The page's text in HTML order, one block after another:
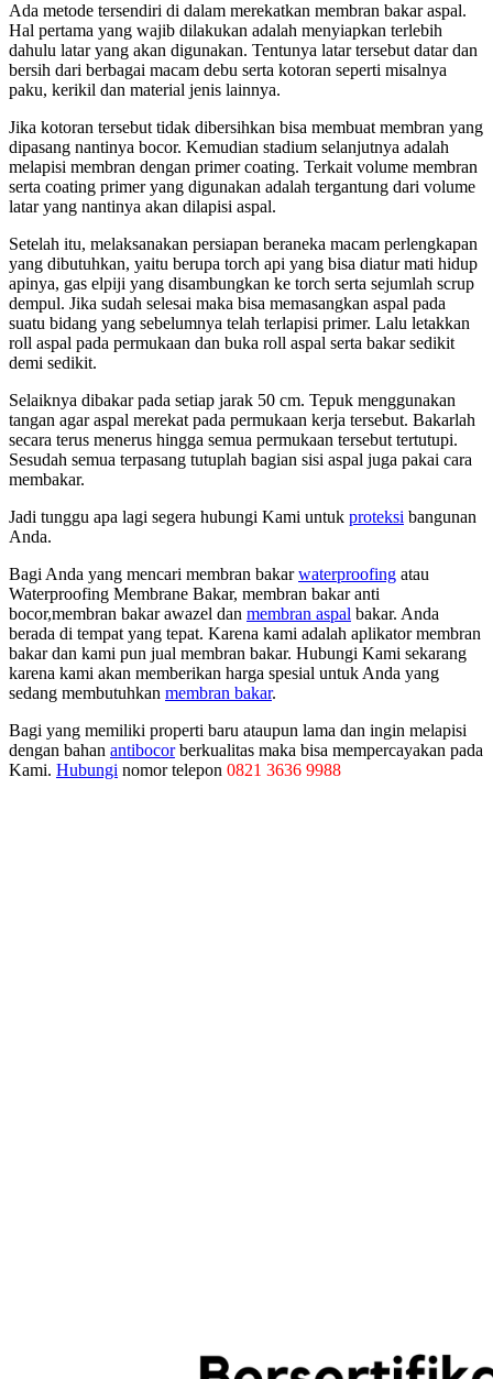
Ada metode tersendiri di dalam merekatkan membran bakar aspal.
Hal pertama yang wajib dilakukan adalah menyiapkan terlebih
dahulu latar yang akan digunakan. Tentunya latar tersebut datar dan
bersih dari berbagai macam debu serta kotoran seperti misalnya
paku, kerikil dan material jenis lainnya.
Jika kotoran tersebut tidak dibersihkan bisa membuat membran yang
dipasang nantinya bocor. Kemudian stadium selanjutnya adalah
melapisi membran dengan primer coating. Terkait volume membran
serta coating primer yang digunakan adalah tergantung dari volume
latar yang nantinya akan dilapisi aspal.
Setelah itu, melaksanakan persiapan beraneka macam perlengkapan
yang dibutuhkan, yaitu berupa torch api yang bisa diatur mati hidup
apinya, gas elpiji yang disambungkan ke torch serta sejumlah scrup
dempul. Jika sudah selesai maka bisa memasangkan aspal pada
suatu bidang yang sebelumnya telah terlapisi primer. Lalu letakkan
roll aspal pada permukaan dan buka roll aspal serta bakar sedikit
demi sedikit.
Selaiknya dibakar pada setiap jarak 50 cm. Tepuk menggunakan
tangan agar aspal merekat pada permukaan kerja tersebut. Bakarlah
secara terus menerus hingga semua permukaan tersebut tertutupi.
Sesudah semua terpasang tutuplah bagian sisi aspal juga pakai cara
membakar.
Jadi tunggu apa lagi segera hubungi Kami untuk proteksi bangunan
Anda.
Bagi Anda yang mencari membran bakarwaterproofing atau
Waterproofing Membrane Bakar, membran bakar anti
bocor,membran bakar awazel dan membran aspal bakar. Anda
berada di tempat yang tepat. Karena kami adalah aplikator membran
bakar dan kami pun jual membran bakar. Hubungi Kami sekarang
karena kami akan memberikan harga spesial untuk Anda yang
sedang membutuhkan membran bakar.
Bagi yang memiliki properti baru ataupun lama dan ingin melapisi
dengan bahan antibocorberkualitas maka bisa mempercayakan pada
Kami. Hubungi nomor telepon 0821 3636 9988